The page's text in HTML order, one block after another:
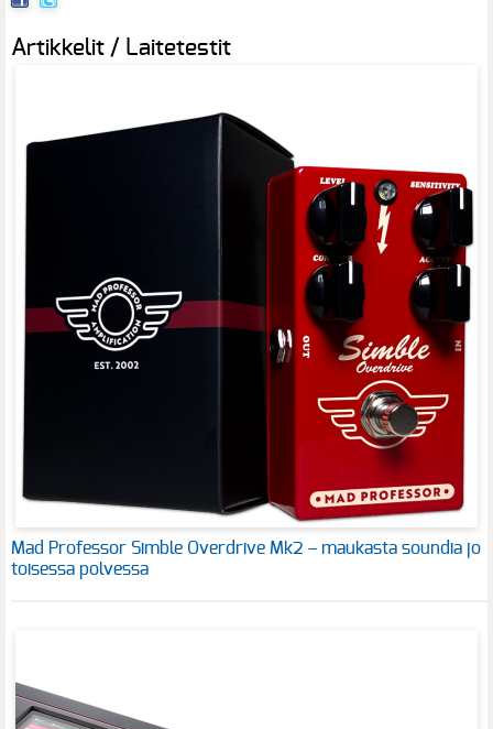
Artikkelit / Laitetestit
Mad Professor Simble Overdrive Mk2 – maukasta soundia jo
toisessa polvessa